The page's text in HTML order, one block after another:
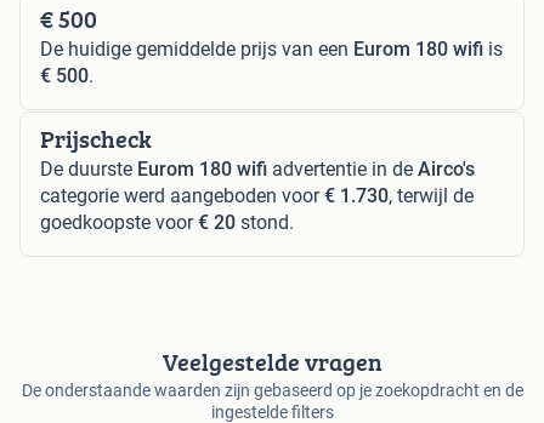
€ 500
De huidige gemiddelde prijs van een Eurom 180 wifi is
€ 500.
Prijscheck
De duurste Eurom 180 wifi advertentie in de Airco's
categorie werd aangeboden voor€ 1.730, terwijl de
goedkoopste voor€ 20 stond.
Veelgestelde vragen
De onderstaande waarden zijn gebaseerd op je zoekopdracht en de
ingestelde filters